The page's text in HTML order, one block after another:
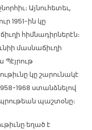
Այնուհետեւ,
1951-ին կը
հիմնադիրներէն։
մասնաճիւղի
Պէյրութ
կը շարունակէ
1968 ստանձնելով
պաշտօնը։
եղած է